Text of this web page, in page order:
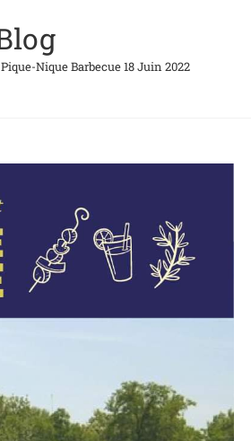
Pique-Nique Barbecue 18 Juin 2022